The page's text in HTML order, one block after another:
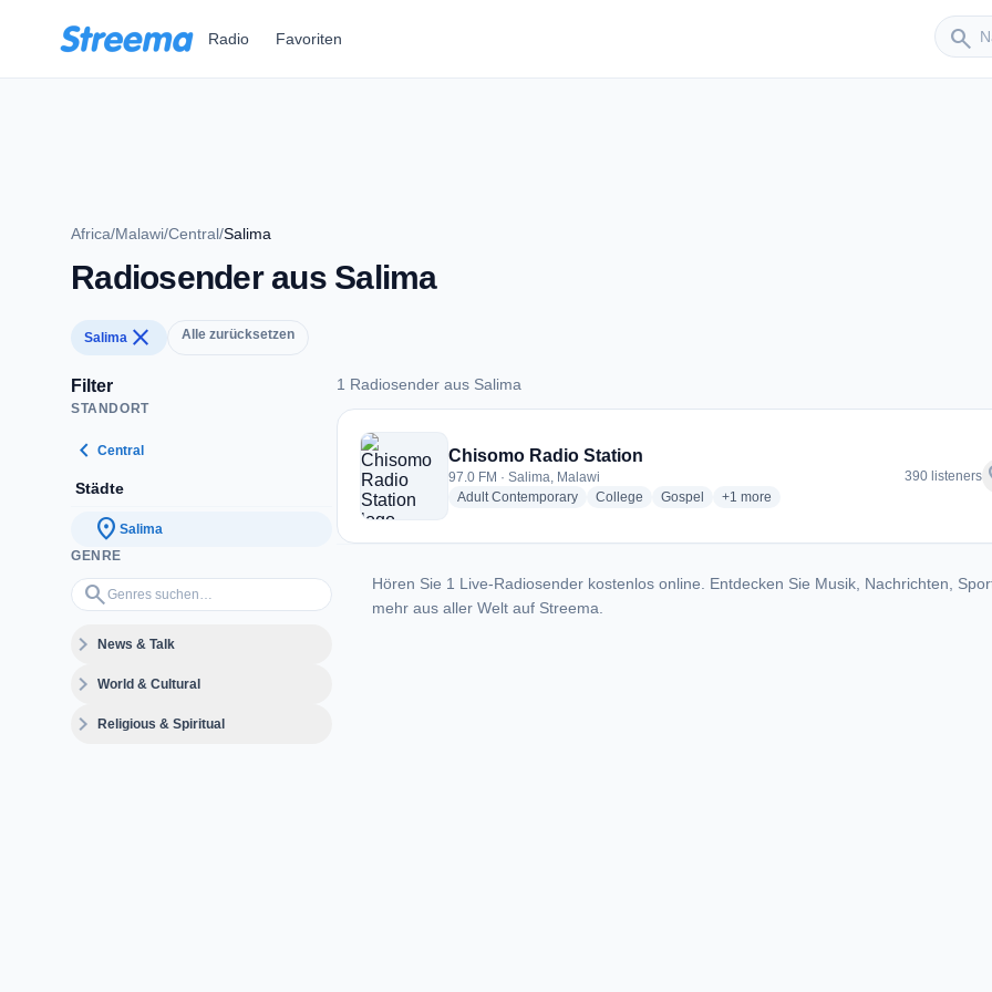
Radio Favoriten search
Sender
Africa/Malawi/Central/Salima
Radiosender aus Salima
Salima close Alle zurücksetzen
Filter
STANDORT
chevron_left Central
Städte
location_on Salima
GENRE
search
Genres suchen…
expand_moreNews & Talk
expand_moreWorld & Cultural
expand_moreReligious & Spiritual
1 Radiosender aus Salima
1 Radiosender aus Salima
Chisomo Radio Station
97.0 FM · Salima, Malawi
Adult Contemporaryradio stations
College radio stations
Gospel radio stations
+1 more genres for Chisomo Radio Station
more
390 listeners
Hören Sie 1 Live-Radiosender kostenlos online. Entdecken Sie Musik, Nachrichten,
mehr aus aller Welt auf Streema.